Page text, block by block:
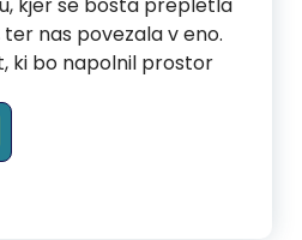
nas povezala v eno.
ki bo napolnil prostor
študentskega zbora Vdih